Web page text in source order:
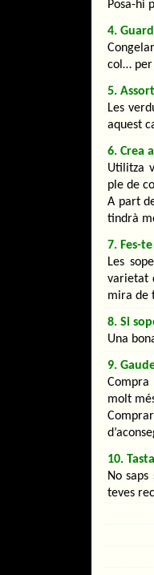
Posa-hi
4.
col… per
5.
Les
aquest
6. Crea
Utilitza
ple de
A part
tindrà
7. Fes-
Les
varietat
mira de
8. Si
Una
9.
molt
10.
No
teves